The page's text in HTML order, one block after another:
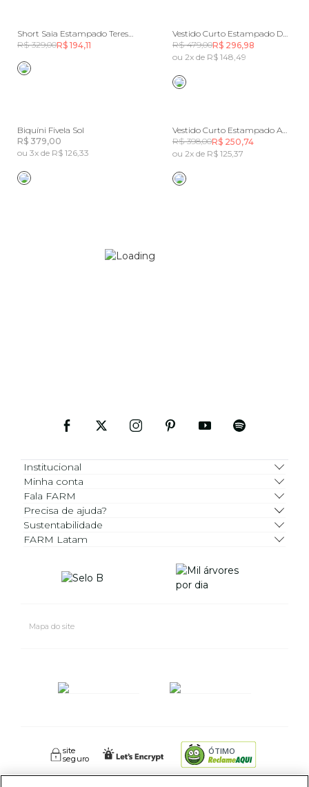
Short Saia Estampado Teresa Lenço
R$ 329,00R$ 194,11
Vestido Curto Estampado Doce Cogumelo
R$ 479,00R$ 296,98
ou 2x de R$ 148,49
Biquíni Fivela Sol
R$ 379,00
ou 3x de R$ 126,33
Vestido Curto Estampado Antuerpia Lenço
R$ 398,00R$ 250,74
ou 2x de R$ 125,37
Institucional
Minha conta
Fala FARM
Precisa de ajuda?
Sustentabilidade
FARM Latam
Mapa do site
site
seguro
ÓTIMO